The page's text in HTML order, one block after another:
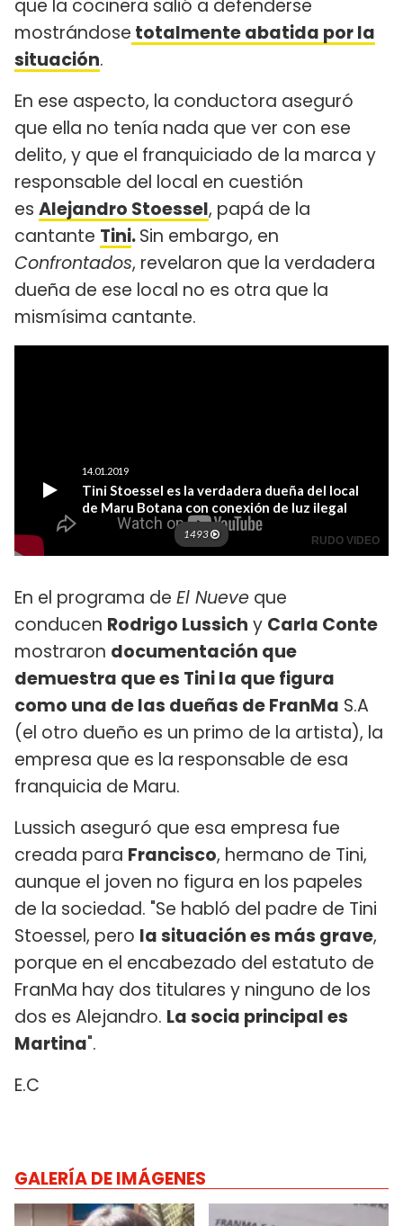
que la cocinera salió a defenderse
mostrándose totalmente abatida por la
situación.
En ese aspecto, la conductora aseguró
que ella no tenía nada que ver con ese
delito, y que el franquiciado de la marca y
responsable del local en cuestión
es Alejandro Stoessel, papá de la
cantante Tini.Sin embargo, en
Confrontados, revelaron que la verdadera
dueña de ese local no es otra que la
mismísima cantante.
En el programa de El Nueve que
conducen Rodrigo Lussich y Carla Conte
mostraron documentación que
demuestra que es Tini la que figura
como una de las dueñas de FranMa S.A
(el otro dueño es un primo de la artista), la
empresa que es la responsable de esa
franquicia de Maru.
Lussich aseguró que esa empresa fue
creada para Francisco, hermano de Tini,
aunque el joven no figura en los papeles
de la sociedad. "Se habló del padre de Tini
Stoessel, pero la situación es más grave,
porque en el encabezado del estatuto de
FranMa hay dos titulares y ninguno de los
dos es Alejandro. La socia principal es
Martina".
E.C
GALERÍA DE IMÁGENES